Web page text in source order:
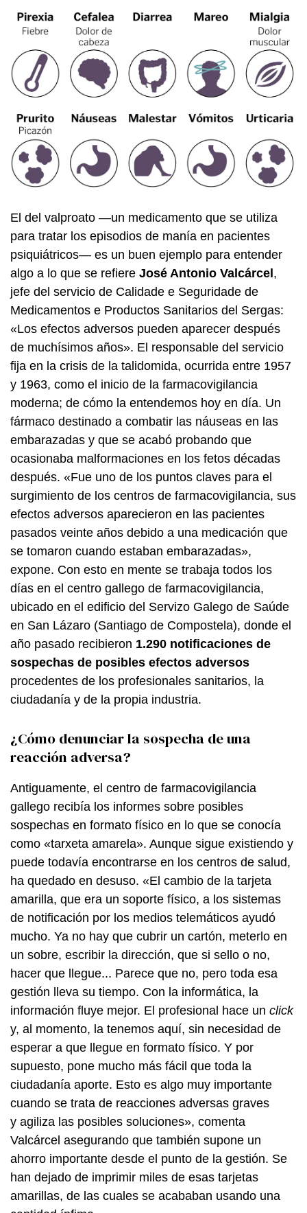
El del valproato —un medicamento que se utiliza
para tratar los episodios de manía en pacientes
psiquiátricos— es un buen ejemplo para entender
algo a lo que se refiere José Antonio Valcárcel ,
jefe del servicio de Calidade e Seguridade de
Medicamentos e Productos Sanitarios del Sergas:
«Los efectos adversos pueden aparecer después
de muchísimos años». El responsable del servicio
fija en la crisis de la talidomida, ocurrida entre 1957
y 1963, como el inicio de la farmacovigilancia
moderna; de cómo la entendemos hoy en día. Un
fármaco destinado a combatir las náuseas en las
embarazadas y que se acabó probando que
ocasionaba malformaciones en los fetos décadas
después. «Fue uno de los puntos claves para el
surgimiento de los centros de farmacovigilancia, sus
efectos adversos aparecieron en las pacientes
pasados veinte años debido a una medicación que
se tomaron cuando estaban embarazadas»,
expone. Con esto en mente se trabaja todos los
días en el centro gallego de farmacovigilancia,
ubicado en el edificio del Servizo Galego de Saúde
en San Lázaro (Santiago de Compostela), donde el
año pasado recibieron 1.290 notificaciones de
sospechas de posibles efectos adversos
procedentes de los profesionales sanitarios, la
ciudadanía y de la propia industria.
¿Cómo denunciar la sospecha de una
reacción adversa?
Antiguamente, el centro de farmacovigilancia
gallego recibía los informes sobre posibles
sospechas en formato físico en lo que se conocía
como «tarxeta amarela». Aunque sigue existiendo y
puede todavía encontrarse en los centros de salud,
ha quedado en desuso. «El cambio de la tarjeta
amarilla, que era un soporte físico, a los sistemas
de notificación por los medios telemáticos ayudó
mucho. Ya no hay que cubrir un cartón, meterlo en
un sobre, escribir la dirección, que si sello o no,
hacer que llegue... Parece que no, pero toda esa
gestión lleva su tiempo. Con la informática, la
información fluye mejor. El profesional hace un click
y, al momento, la tenemos aquí, sin necesidad de
esperar a que llegue en formato físico. Y por
supuesto, pone mucho más fácil que toda la
ciudadanía aporte. Esto es algo muy importante
cuando se trata de reacciones adversas graves
y agiliza las posibles soluciones», comenta
Valcárcel asegurando que también supone un
ahorro importante desde el punto de la gestión. Se
han dejado de imprimir miles de esas tarjetas
amarillas, de las cuales se acababan usando una